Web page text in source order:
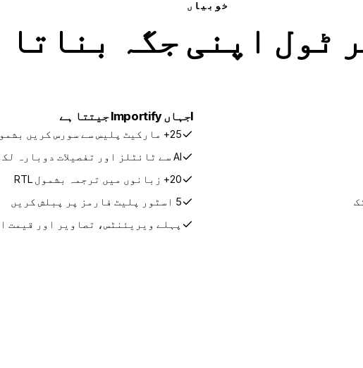
خوبیاں
ٹول اپنی جگہ بناتا
Iجہاں Importify جیتتا ہے
25+ مارکیٹ پلیس سے سورس کریں بشمول CJ
AI سے ٹائٹلز اور تفصیلات دوبارہ لکھیں
20+ زبانوں میں ترجمہ بشمول RTL
5 اسٹور پلیٹ فارمز پر پبلش کریں
پہلے ویریئنٹس، تصاویر اور قیمت